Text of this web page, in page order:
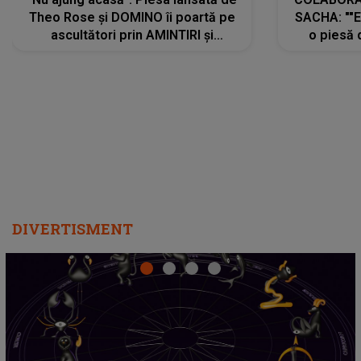
Theo Rose și DOMINO îi poartă pe
ascultători prin AMINTIRI și
SACHA:
o piesă
DIVERTISMENT